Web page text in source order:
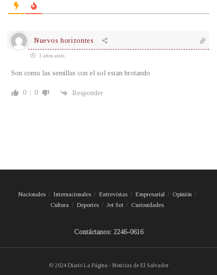
Nuevos horizontes
3 años atrás
Son como las semillas con el sol estan brotando
0 0 Responder
Nacionales Internacionales Entrevistas Empresarial
Opinión
Cultura
Deportes Jet Set Curiosidades
Contáctanos: 2246-0616
© 2024 Diario La Página - Noticias de El Salvador